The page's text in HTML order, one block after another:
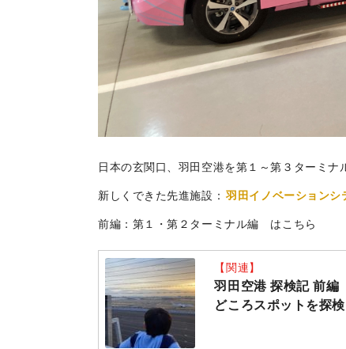
日本の玄関口、羽田空港を第１～第３ターミナ
新しくできた先進施設： 羽田イノベーションシ
前編：第１・第２ターミナル編 はこちら
【関連】
羽田空港 探検記 前編
どころスポットを探